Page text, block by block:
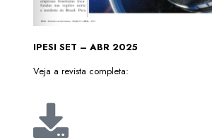
IPESI SET – ABR 2025
Veja a revista completa: